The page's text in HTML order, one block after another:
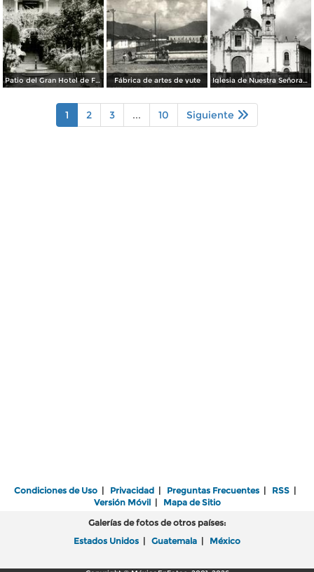
Patio del Gran Hotel de Francia Fábrica de artes de yute Iglesia de Nuestra Señora de los Dolores
1 2 3 ... 10 Siguiente
Condiciones de Uso | Privacidad | Preguntas Frecuentes | RSS |
Versión Móvil| Mapa de Sitio
Galerías de fotos de otros países:
Estados Unidos | Guatemala | México